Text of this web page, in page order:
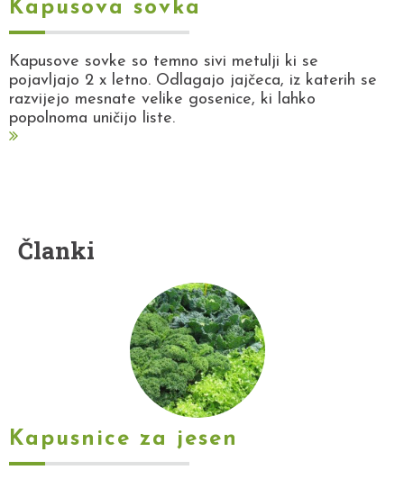
Kapusova sovka
Kapusove sovke so temno sivi metulji ki se
pojavljajo 2 x letno. Odlagajo jajčeca, iz katerih se
razvijejo mesnate velike gosenice, ki lahko
popolnoma uničijo liste.
Članki
Kapusnice za jesen